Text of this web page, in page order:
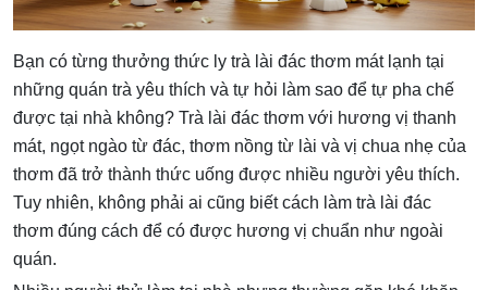
Bạn có từng thưởng thức ly trà lài đác thơm mát lạnh tại
những quán trà yêu thích và tự hỏi làm sao để tự pha chế
được tại nhà không? Trà lài đác thơm với hương vị thanh
mát, ngọt ngào từ đác, thơm nồng từ lài và vị chua nhẹ của
thơm đã trở thành thức uống được nhiều người yêu thích.
Tuy nhiên, không phải ai cũng biết cách làm trà lài đác
thơm đúng cách để có được hương vị chuẩn như ngoài
quán.